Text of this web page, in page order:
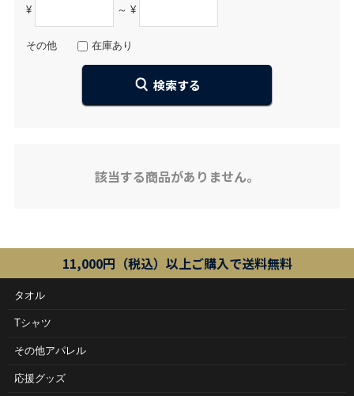
¥ ～ ¥
その他 在庫あり
該当する商品がありません。
11,000円（税込）以上ご購入で送料無料
タオル
Tシャツ
その他アパレル
応援グッズ